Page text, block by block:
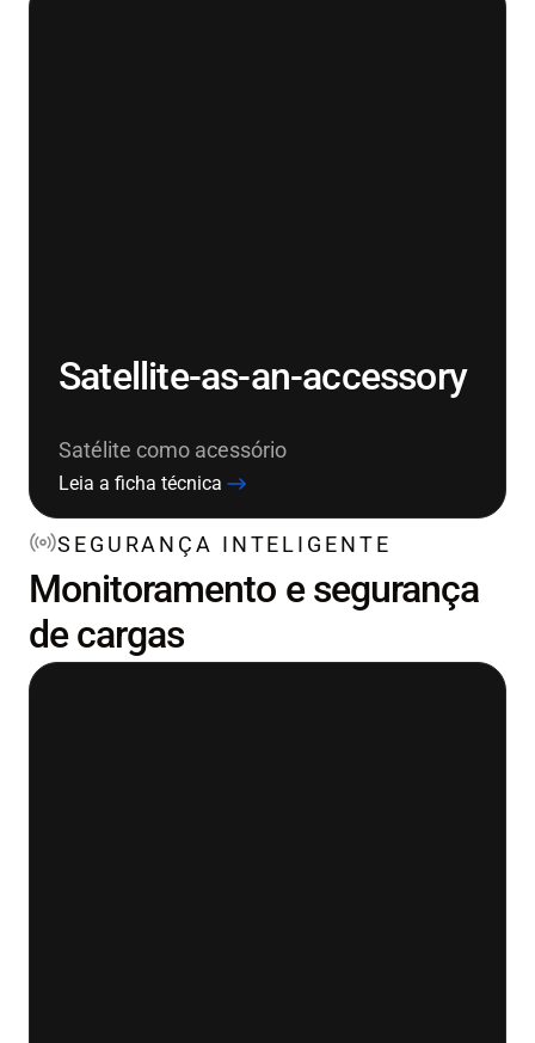
Satellite-as-an-accessory
Satélite como acessório
Leia a ficha técnica
SEGURANÇA INTELIGENTE
Monitoramento e segurança
de cargas